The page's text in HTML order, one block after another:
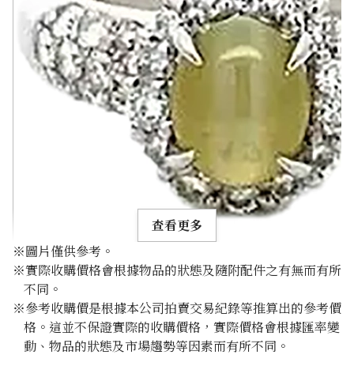
Chrysoberyl cat’s eye ring 1.12ct
參考回收價
查看更多
※圖片僅供參考。
※實際收購價格會根據物品的狀態及隨附配件之有無而有所
不同。
※參考收購價是根據本公司拍賣交易紀錄等推算出的參考價
格。這並不保證實際的收購價格，實際價格會根據匯率變
動、物品的狀態及市場趨勢等因素而有所不同。